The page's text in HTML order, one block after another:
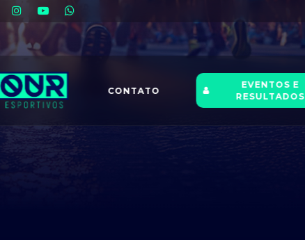
CONTATO
EVENTOS E
RESULTADOS